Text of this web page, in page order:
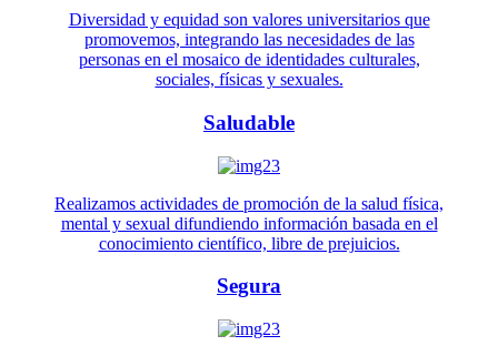
Diversidad y equidad son valores universitarios que
promovemos, integrando las necesidades de las
personas en el mosaico de identidades culturales,
sociales, físicas y sexuales.
Saludable
Realizamos actividades de promoción de la salud física,
mental y sexual difundiendo información basada en el
conocimiento científico, libre de prejuicios.
Segura